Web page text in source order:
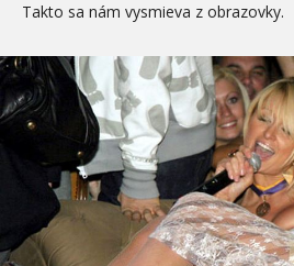
Takto sa nám vysmieva z obrazovky.